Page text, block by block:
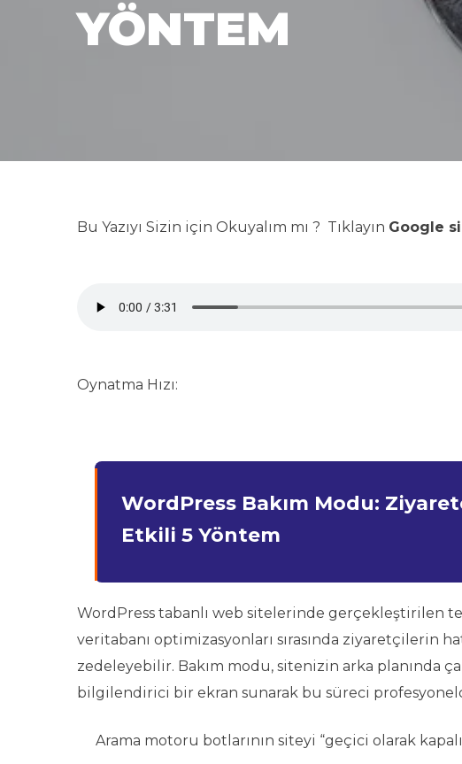
YÖNTEM
Bu Yazıyı Sizin için Okuyalım mı ? Tıklayın Google
Oynatma Hızı:
WordPress Bakım Modu:
Etkili 5 Yöntem
WordPress tabanlı web sitelerinde gerçekleştirilen
veritabanı optimizasyonları sırasında ziyaretçilerin
zedeleyebilir. Bakım modu, sitenizin arka planında
bilgilendirici bir ekran sunarak bu süreci
Arama motoru botlarının siteyi “geçici olarak